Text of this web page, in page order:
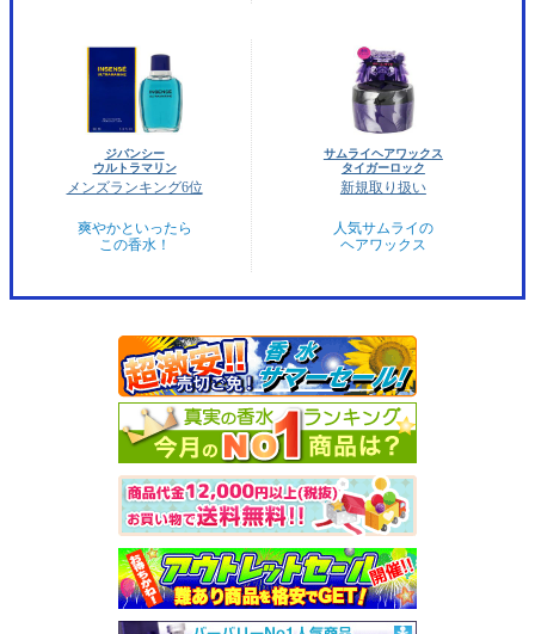
ジバンシー
ウルトラマリン
メンズランキング6位
爽やかといったら
この香水！
サムライヘアワックス
タイガーロック
新規取り扱い
人気サムライの
ヘアワックス